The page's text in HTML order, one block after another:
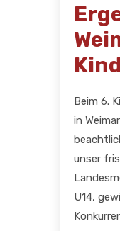
Beim 6.
in
unser
U14,